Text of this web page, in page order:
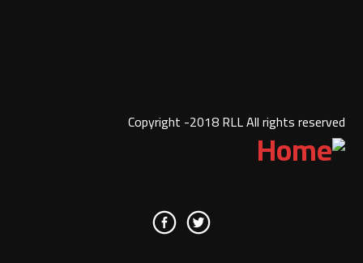
Copyright -2018 RLL All rights reserved